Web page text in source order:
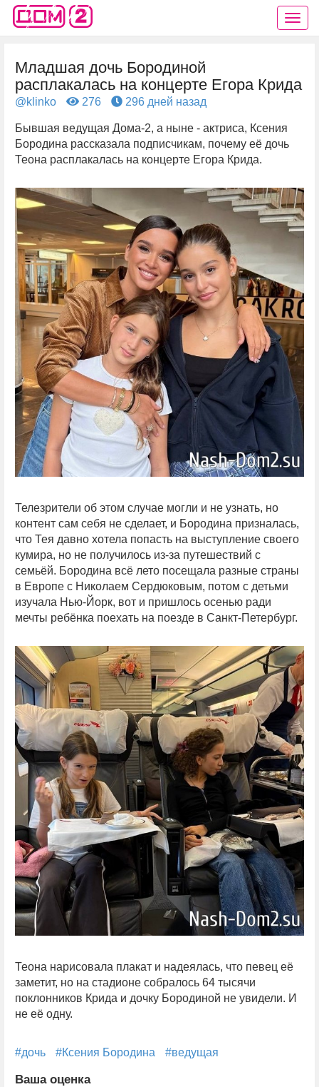
Младшая дочь Бородиной
расплакалась на концерте Егора Крида
@klinko 276 296 дней назад
Бывшая ведущая Дома-2, а ныне - актриса, Ксения
Бородина рассказала подписчикам, почему её дочь
Теона расплакалась на концерте Егора Крида.
Телезрители об этом случае могли и не узнать, но
контент сам себя не сделает, и Бородина призналась,
что Тея давно хотела попасть на выступление своего
кумира, но не получилось из-за путешествий с
семьёй. Бородина всё лето посещала разные страны
в Европе с Николаем Сердюковым, потом с детьми
изучала Нью-Йорк, вот и пришлось осенью ради
мечты ребёнка поехать на поезде в Санкт-Петербург.
Теона нарисовала плакат и надеялась, что певец её
заметит, но на стадионе собралось 64 тысячи
поклонников Крида и дочку Бородиной не увидели. И
не её одну.
#дочь #Ксения Бородина #ведущая
Ваша оценка